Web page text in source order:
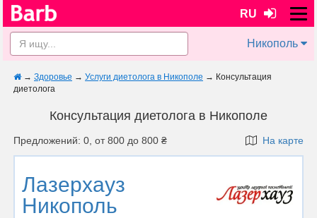
RU
Никополь
→ Здоровье → Услуги диетолога в Никополе → Консультация
диетолога
Консультация диетолога в Никополе
Предложений: 0, от 800 до 800 ₴ На карте
Лазерхауз
Никополь